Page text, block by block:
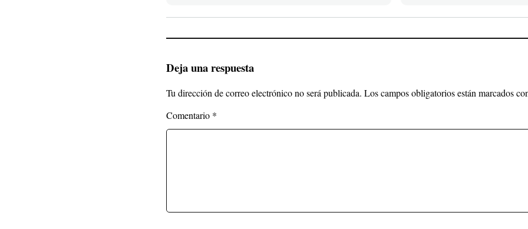
Deja una respuesta
Tu dirección de correo electrónico no será publicada. Los campos obligatorios están marcados
Comentario *